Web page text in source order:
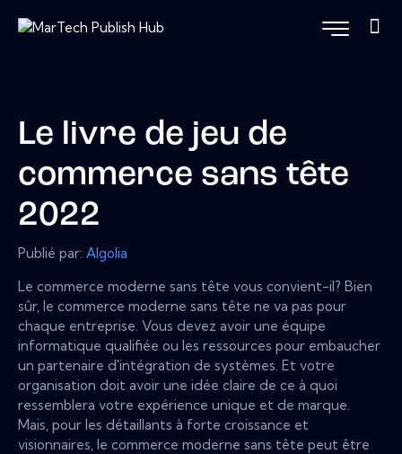
Le livre de jeu de
commerce sans tête
2022
Publié par: Algolia
Le commerce moderne sans tête vous convient-il? Bien
sûr, le commerce moderne sans tête ne va pas pour
chaque entreprise. Vous devez avoir une équipe
informatique qualifiée ou les ressources pour embaucher
un partenaire d'intégration de systèmes. Et votre
organisation doit avoir une idée claire de ce à quoi
ressemblera votre expérience unique et de marque.
Mais, pour les détaillants à forte croissance et
visionnaires, le commerce moderne sans tête peut être